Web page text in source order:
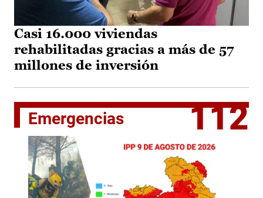
Casi 16.000 viviendas
rehabilitadas gracias a más de 57
millones de inversión
Emergencias 112